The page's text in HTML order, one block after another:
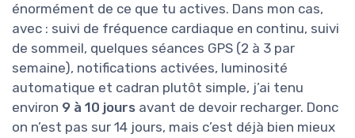
énormément de ce que tu actives. Dans mon cas,
avec : suivi de fréquence cardiaque en continu, suivi
de sommeil, quelques séances GPS (2 à 3 par
semaine), notifications activées, luminosité
automatique et cadran plutôt simple, j’ai tenu
environ 9 à 10 jours avant de devoir recharger. Donc
on n’est pas sur 14 jours, mais c’est déjà bien mieux